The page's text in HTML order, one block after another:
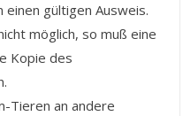
einen gültigen Ausweis.
möglich, so muß eine
Kopie des
Tieren an andere